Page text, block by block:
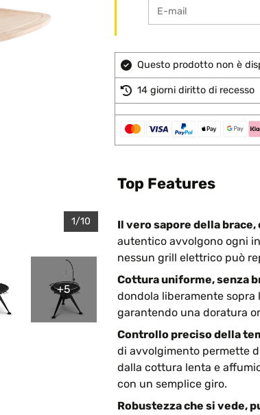
1/10
+5
Questo prodotto non è
14 giorni diritto di recesso
Top Features
Il vero sapore della brace,
autentico avvolgono ogni
nessun grill elettrico può
Cottura uniforme, senza
dondola liberamente sopra
garantendo una doratura
Controllo preciso della
di avvolgimento permette
dalla cottura lenta e
con un semplice giro.
Robustezza che si vede,